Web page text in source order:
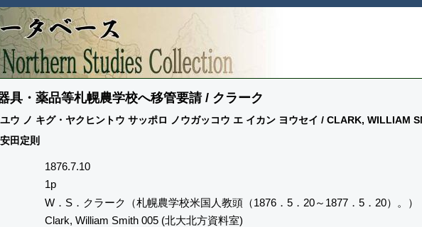
具・薬品等札幌農学校へ移管要請 / クラーク
ウ ノ キグ・ヤクヒントウ サッポロ ノウガッコウ エ イカン ヨウセイ / CLARK, WILLIAM
田定則
1876.7.10
1p
W．S．クラーク（札幌農学校米国人教頭（1876．5．20～1877．5．20）。）
Clark, William Smith 005 (北大北方資料室)